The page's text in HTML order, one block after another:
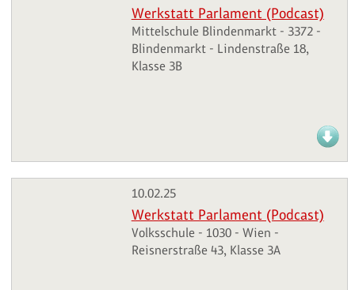
Werkstatt Parlament (Podcast)
Mittelschule Blindenmarkt - 3372 -
Blindenmarkt - Lindenstraße 18,
Klasse 3B
10.02.25
Werkstatt Parlament (Podcast)
Volksschule - 1030 - Wien -
Reisnerstraße 43, Klasse 3A